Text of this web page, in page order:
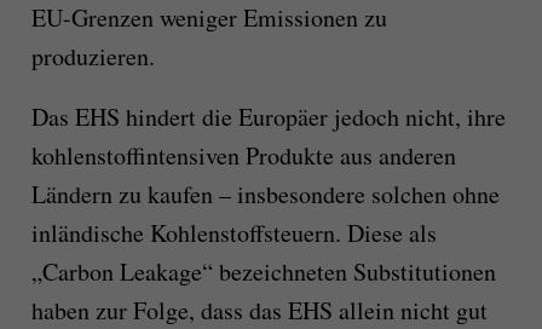
EU-Grenzen weniger Emissionen zu
produzieren.
Das EHS hindert die Europäer jedoch nicht, ihre
kohlenstoffintensiven Produkte aus anderen
Ländern zu kaufen – insbesondere solchen ohne
inländische Kohlenstoffsteuern. Diese als
„Carbon Leakage“ bezeichneten Substitutionen
haben zur Folge, dass das EHS allein nicht gut